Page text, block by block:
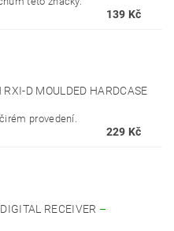
139 Kč
D MOULDED HARDCASE
provedení.
229 Kč
RECEIVER –